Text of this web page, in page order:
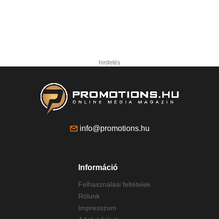
hirdetés
info@promotions.hu
Információ
Felhasználási feltételek
Rólunk
Impresszum